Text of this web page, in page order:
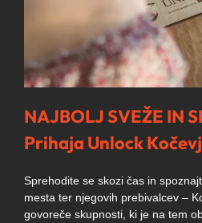
NAJBOLJ SVEŽE IN
Prihaja Unlock
Sprehodite se skozi čas in
mesta ter njegovih prebivalcev –
govoreče skupnosti, ki je na tem